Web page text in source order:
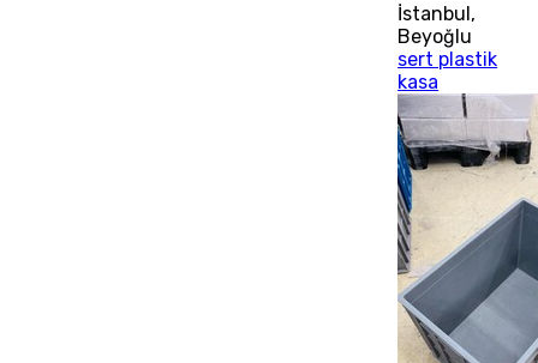
İstanbul,
Beyoğlu
sert plastik
kasa